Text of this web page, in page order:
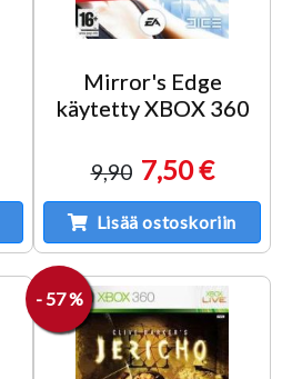
Mirror's Edge
käytetty XBOX 360
9,90 7,50 €
Lisää ostoskoriin
- 57 %